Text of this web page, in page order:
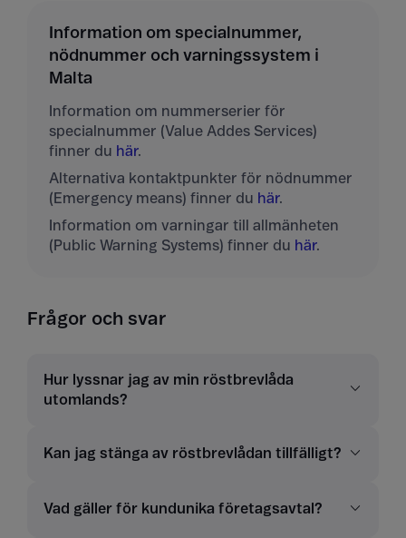
Information om specialnummer,
nödnummer och varningssystem i
Malta
Information om nummerserier för
specialnummer (Value Addes Services)
finner du här.
Alternativa kontaktpunkter för nödnummer
(Emergency means) finner du här.
Information om varningar till allmänheten
(Public Warning Systems) finner du här.
Frågor och svar
Hur lyssnar jag av min röstbrevlåda
utomlands?
Kan jag stänga av röstbrevlådan tillfälligt?
Vad gäller för kundunika företagsavtal?